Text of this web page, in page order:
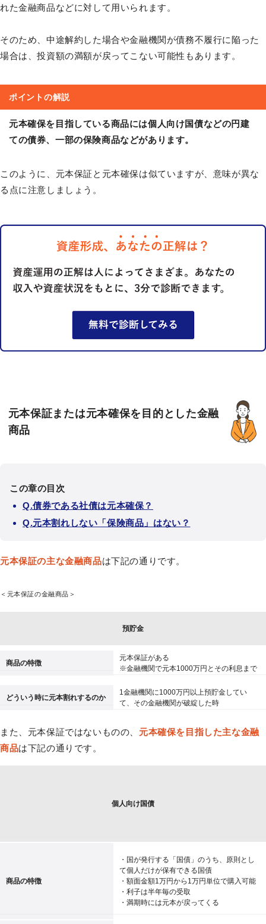
れた金融商品などに対して用いられます。
そのため、中途解約した場合や金融機関が債務不履行に陥った
場合は、投資額の満額が戻ってこない可能性もあります。
ポイントの解説
元本確保を目指している商品には個人向け国債などの円建
ての債券、一部の保険商品などがあります。
このように、元本保証と元本確保は似ていますが、意味が異な
る点に注意しましょう。
元本保証または元本確保を目的とした金融
商品
この章の目次
Q.債券である社債は元本確保？
Q.元本割れしない「保険商品」はない？
元本保証の主な金融商品は下記の通りです。
＜元本保証の金融商品＞
預貯金
商品の特徴
元本保証がある
※金融機関で元本1000万円とその利息まで
どういう時に元本割れするのか
1金融機関に1000万円以上預貯金してい
て、その金融機関が破綻した時
また、元本保証ではないものの、 元本確保を目指した主な金融
商品は下記の通りです。
個人向け国債
商品の特徴
・国が発行する「国債」のうち、原則とし
て個人だけが保有できる国債
・額面金額1万円から1万円単位で購入可能
・利子は半年毎の受取
・満期時には元本が戻ってくる